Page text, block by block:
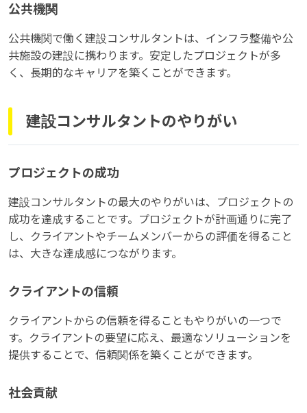
公共機関
公共機関で働く建設コンサルタントは、インフラ整備や公
共施設の建設に携わります。安定したプロジェクトが多
く、長期的なキャリアを築くことができます。
建設コンサルタントのやりがい
プロジェクトの成功
建設コンサルタントの最大のやりがいは、プロジェクトの
成功を達成することです。プロジェクトが計画通りに完了
し、クライアントやチームメンバーからの評価を得ること
は、大きな達成感につながります。
クライアントの信頼
クライアントからの信頼を得ることもやりがいの一つで
す。クライアントの要望に応え、最適なソリューションを
提供することで、信頼関係を築くことができます。
社会貢献